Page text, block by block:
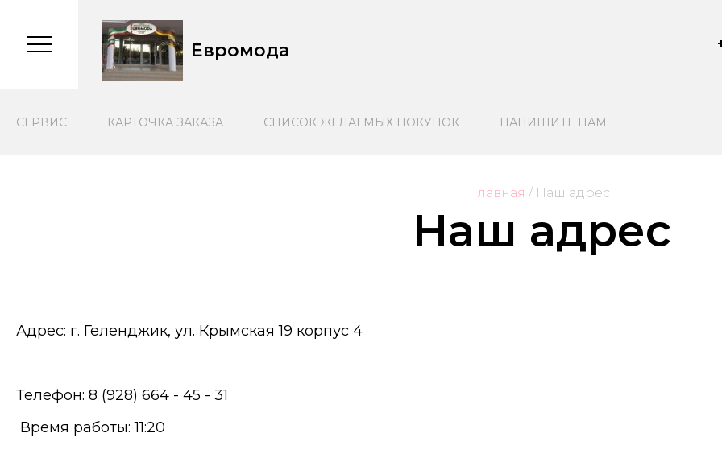
Евромода
CЕРВИС КАРТОЧКА ЗАКАЗА СПИСОК ЖЕЛАЕМЫХ ПОКУПОК НАПИШИТЕ НАМ
Главная / Наш адрес
Наш адрес
Адрес: г. Геленджик, ул. Крымская 19 корпус 4
Телефон: 8 (928) 664 - 45 - 31
Время работы: 11:20